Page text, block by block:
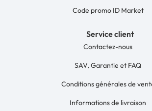
Code promo ID Market
Service client
Contactez-nous
SAV, Garantie et FAQ
Conditions générales de
Informations de livraison